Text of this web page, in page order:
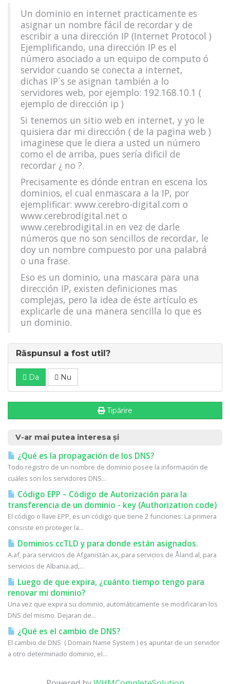
Un dominio en internet practicamente es
asignar un nombre fácil de recordar y de
escribir a una dirección IP (Internet Protocol )
Ejemplificando, una dirección IP es el
número asociado a un equipo de computo ó
servidor cuando se conecta a internet,
dichas IP´s se asignan también a lo
servidores web, por ejemplo: 192.168.10.1 (
ejemplo de dirección ip )
Si tenemos un sitio web en internet, y yo le
quisiera dar mi dirección ( de la pagina web )
imaginese que le diera a usted un número
como el de arriba, pues sería dificil de
recordar ¿ no ?.
Precisamente es dónde entran en escena los
dominios, el cual enmascara a la IP, por
ejemplificar: www.cerebro-digital.com o
www.cerebrodigital.net o
www.cerebrodigital.in en vez de darle
números que no son sencillos de recordar, le
doy un nombre compuesto por una palabrá
o una frase.
Eso es un dominio, una mascara para una
dirección IP, existen definiciones mas
complejas, pero la idea de éste artículo es
explicarle de una manera sencilla lo que es
un dominio.
Răspunsul a fost util?
Da Nu
Tipărire
V-ar mai putea interesa și
¿Qué es la propagación de los DNS?
Todo registro de un nombre de dominio posee la información de
cuáles son los servidores DNS...
Código EPP – Código de Autorización para la
transferencia de un dominio - key (Authorization code)
El código o llave EPP, es un código que tiene 2 funciones: La primera
consiste en proteger la...
Dominios ccTLD y para donde están asignados.
A.af, para servicios de Afganistán.ax, para servicios de Åland.al, para
servicios de Albania.ad,...
Luego de que expira, ¿cuánto tiempo tengo para
renovar mi dominio?
Una vez que expira su dominio, automáticamente se modificaran los
DNS del mismo. Dejaran de...
¿Qué es el cambio de DNS?
El cambio de DNS ( Domain Name System ) es apuntar de un servidor
a otro determinado dominio, el...